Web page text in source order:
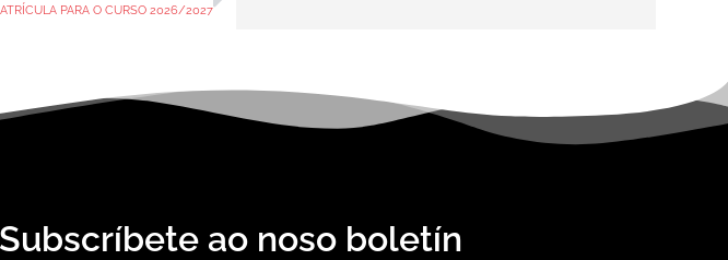
PARA O CURSO 2026/2027
Subscríbete ao noso boletín